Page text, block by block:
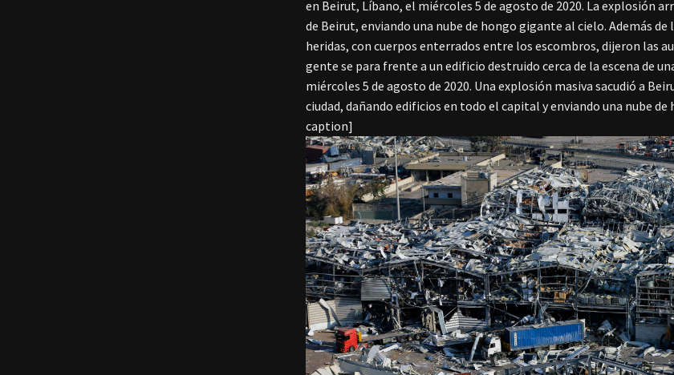
en Beirut, Líbano, el miércoles 5 de agosto de 2020. La explosión
de Beirut, enviando una nube de hongo gigante al cielo. Además
heridas, con cuerpos enterrados entre los escombros, dijeron las
gente se para frente a un edificio destruido cerca de la escena de
miércoles 5 de agosto de 2020. Una explosión masiva sacudió a
ciudad, dañando edificios en todo el capital y enviando una nube
caption]